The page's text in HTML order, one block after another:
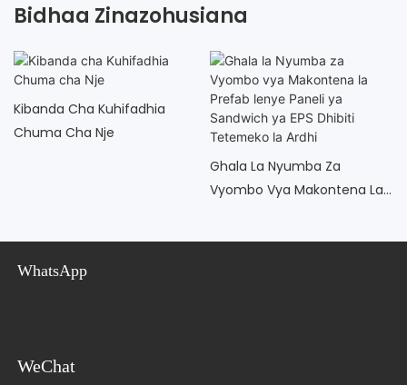
Bidhaa Zinazohusiana
Kibanda Cha Kuhifadhia
Chuma Cha Nje
Ghala La Nyumba Za
Vyombo Vya Makontena La
WhatsApp
WeChat